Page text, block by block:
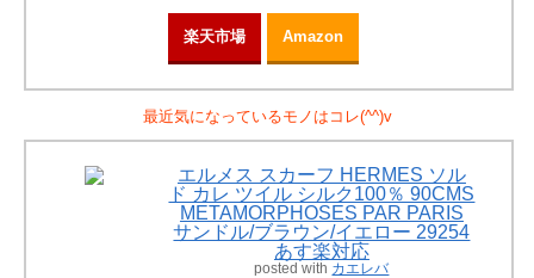
楽天市場 Amazon
最近気になっているモノはコレ(^^)v
エルメス スカーフ HERMES ソル
ド カレ ツイル シルク100％ 90CMS
METAMORPHOSES PAR PARIS
サンドル/ブラウン/イエロー 29254
あす楽対応
posted with カエレバ